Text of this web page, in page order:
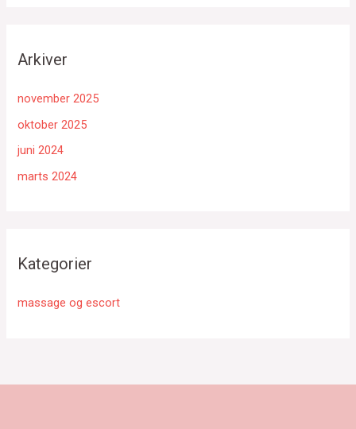
Arkiver
november 2025
oktober 2025
juni 2024
marts 2024
Kategorier
massage og escort